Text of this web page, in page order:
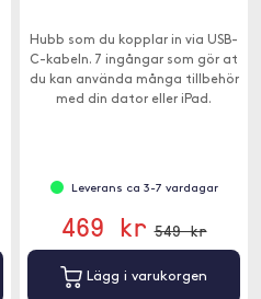
Hubb som du kopplar in via USB-
C-kabeln. 7 ingångar som gör at
du kan använda många tillbehör
med din dator eller iPad.
Leverans ca 3-7 vardagar
469 kr 549 kr
Lägg i varukorgen